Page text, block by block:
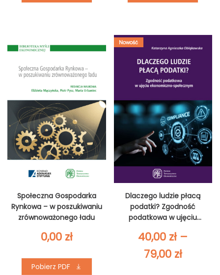
Społeczna Gospodarka
Rynkowa – w poszukiwaniu
zrównoważonego ładu
0,00 zł
Pobierz PDF
Nowość
Dlaczego ludzie płacą
podatki? Zgodność
podatkowa w ujęciu
40,00 zł –
79,00 złZakres